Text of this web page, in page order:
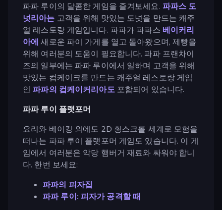
파파 루이의 달콤한 게임을 즐겨보세요. 파파스 도
넛리아는 고객을 위해 맛있는 도넛을 만드는 캐주
얼 레스토랑 게임입니다. 파파가 파파스 베이커리
아에 새로운 파이 가게를 열고 돌아왔으며, 제빵을
위해 여러분의 도움이 필요합니다. 파파 프랜차이
즈의 일부에는 파파 루이에서 일하며 고객을 위해
맛있는 컵케이크를 만드는 캐주얼 레스토랑 게임
인파파의 컵케이커리아도포함되어 있습니다.
파파 루이 플랫포머
요리와 베이킹 외에도 2D 횡스크롤 세계로 모험을
떠나는 파파 루이 플랫포머 게임도 있습니다. 이 게
임에서 여러분은 악당 햄버거 재료와 싸워야 합니
다. 한번 보세요:
파파의 피자집
파파 루이: 피자가 공격할 때